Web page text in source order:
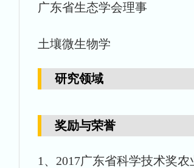
广东省生态学会理事
土壤微生物学
研究领域
奖励与荣誉
1、2017广东省科学技术奖